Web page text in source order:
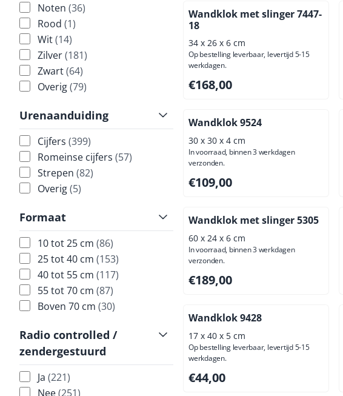
Noten (36)
Rood (1)
Wit(14)
Zilver(181)
Zwart(64)
Overig(79)
Urenaanduiding
Cijfers (399)
Romeinse cijfers (57)
Strepen (82)
Overig(5)
Formaat
10 tot 25 cm (86)
25 tot 40 cm (153)
40 tot 55 cm (117)
55 tot 70 cm (87)
Boven 70 cm (30)
Radio controlled /
zendergestuurd
Ja (221)
Nee(251)
Wandklok met slinger 7447-
18
34 x 26 x 6 cm
Op bestelling leverbaar, levertijd 5-15
werkdagen.
Prijs: 168,00, exclusief btw: 138,84
€168,00
Wandklok 9524
30 x 30 x 4 cm
In voorraad, binnen 3 werkdagen
verzonden.
Prijs: 109,00, exclusief btw: 90,08
€109,00
Wandklok met slinger 5305
60 x 24 x 6 cm
In voorraad, binnen 3 werkdagen
verzonden.
Prijs: 189,00, exclusief btw: 156,20
€189,00
Wandklok 9428
17 x 40 x 5 cm
Op bestelling leverbaar, levertijd 5-15
werkdagen.
Prijs: 44,00, exclusief btw: 36,36
€44,00